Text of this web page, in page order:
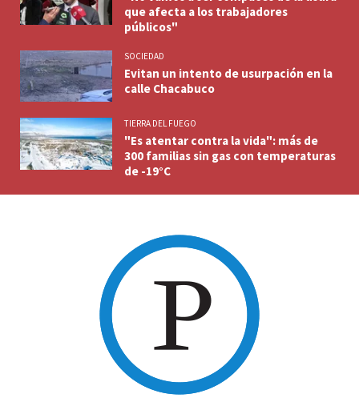
que afecta a los trabajadores
públicos"
SOCIEDAD
Evitan un intento de usurpación en la
calle Chacabuco
TIERRA DEL FUEGO
"Es atentar contra la vida": más de
300 familias sin gas con temperaturas
de -19°C